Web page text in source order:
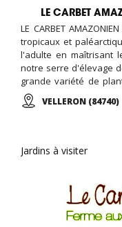
LE CARBET
LE CARBET
tropicaux et
l'adulte en maîtrisant
notre serre d'élevage
grande variété de
adapté. Au sein de
admirerez des
VELLERON (84740)
Jardins à visiter